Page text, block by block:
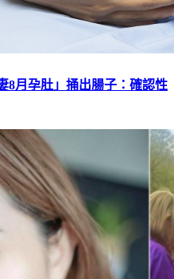
8月孕肚」捅出腸子：確認性